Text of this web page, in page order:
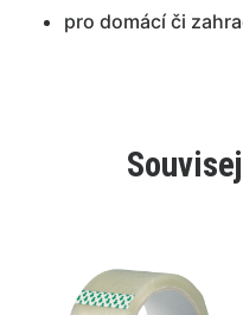
pro domácí či